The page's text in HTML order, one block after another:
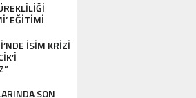
SORUMLULUK…
ARIYOR!”
EĞİTİMİ
İSİM KRİZİ
SON